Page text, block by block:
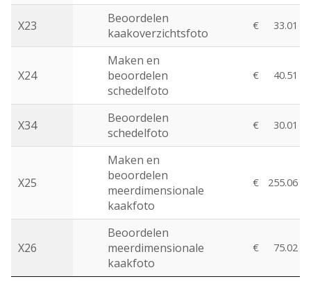
X23
Beoordelen
kaakoverzichtsfoto
€ 33.01
X24
Maken en
beoordelen
schedelfoto
€ 40.51
X34
Beoordelen
schedelfoto
€ 30.01
X25
Maken en
beoordelen
meerdimensionale
kaakfoto
€ 255.06
X26
Beoordelen
meerdimensionale
kaakfoto
€ 75.02